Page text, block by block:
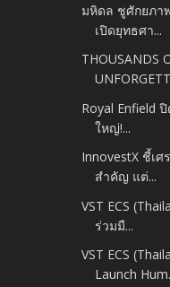
มหิดล ชูศักยภา
เปิดยุทธศา...
THOUSANDS
Royal Enfield
ใหญ่!...
InnovestX ชี้เ
สำคัญ แต่...
VST ECS
ร่วมมื...
VST ECS
Launch